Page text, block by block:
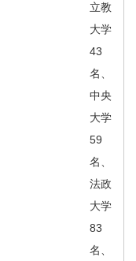
立教
大学
43
名、
中央
大学
59
名、
法政
大学
83
名、